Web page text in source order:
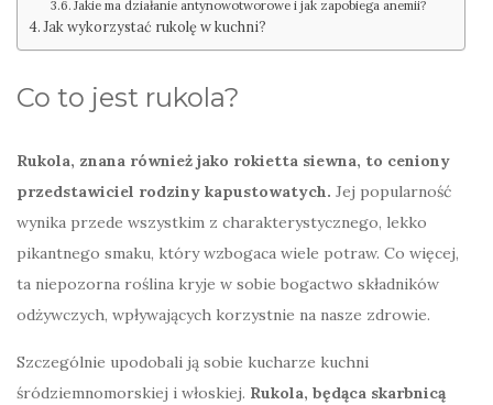
Jakie ma działanie antynowotworowe i jak zapobiega anemii?
Jak wykorzystać rukolę w kuchni?
Co to jest rukola?
Rukola, znana również jako rokietta siewna, to ceniony
przedstawiciel rodziny kapustowatych. Jej popularność
wynika przede wszystkim z charakterystycznego, lekko
pikantnego smaku, który wzbogaca wiele potraw. Co więcej,
ta niepozorna roślina kryje w sobie bogactwo składników
odżywczych, wpływających korzystnie na nasze zdrowie.
Szczególnie upodobali ją sobie kucharze kuchni
śródziemnomorskiej i włoskiej. Rukola, będąca skarbnicą